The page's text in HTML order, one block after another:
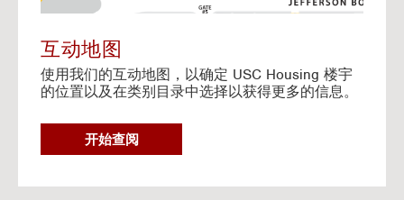
t
i
v
e
p
互动地图
使用我们的互动地图，以确定 USC Housing 楼宇
的位置以及在类别目录中选择以获得更多的信息。
G
O
开始查阅